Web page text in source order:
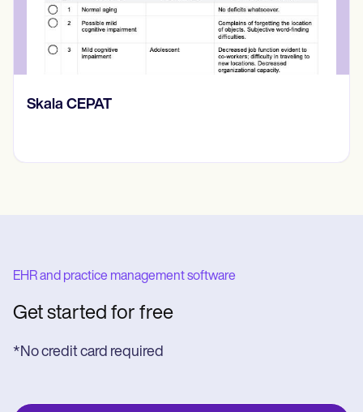
CEPAT
EHR and practice management software
Get started for free
*No credit card required